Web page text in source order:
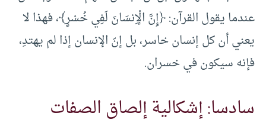
عندما يقول القرآن: ﴿إِنَّ الْإِنسَانَ لَفِي خُسْرٍ﴾، فهذا لا
يعني أن كل إنسان خاسر، بل إنّ الإنسان إذا لم يهتدِ،
فإنه سيكون في خسران.
سادسا: إشكالية إلصاق الصفات